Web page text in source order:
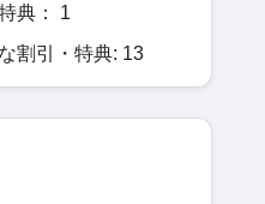
典： 1
割引・特典: 13